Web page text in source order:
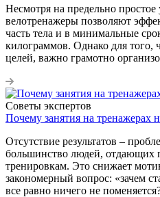
Несмотря на предельно
велотренажеры позволяют
часть тела и в минимальные
килограммов. Однако для того,
целей, важно грамотно
Советы экспертов
Почему занятия на тренажерах
Отсутствие результатов –
большинство людей, отдающих
тренировкам. Это снижает
закономерный вопрос: «зачем
все равно ничего не